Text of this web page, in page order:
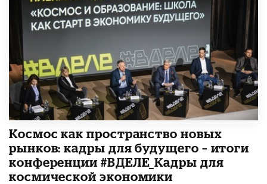
Космос как пространство новых
рынков: кадры для будущего – итоги
конференции #ВДЕЛЕ_Кадры для
космической экономики